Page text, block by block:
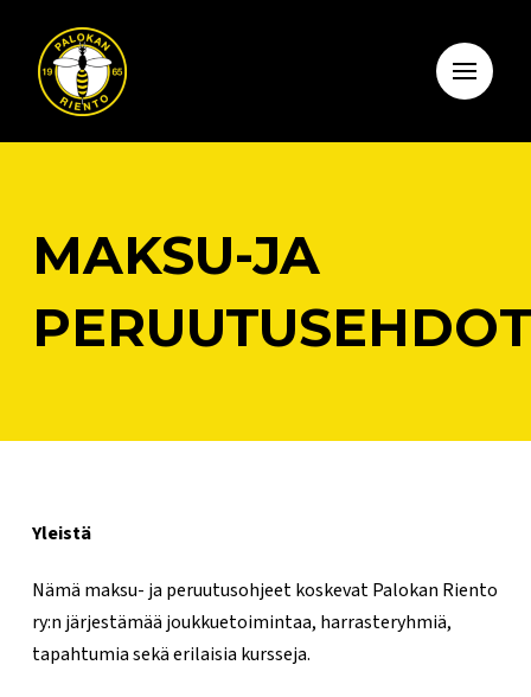
MAKSU-JA
Yleistä
Nämä maksu- ja peruutusohjeet koskevat Palokan Riento
ry:n järjestämää joukkuetoimintaa, harrasteryhmiä,
tapahtumia sekä erilaisia kursseja.